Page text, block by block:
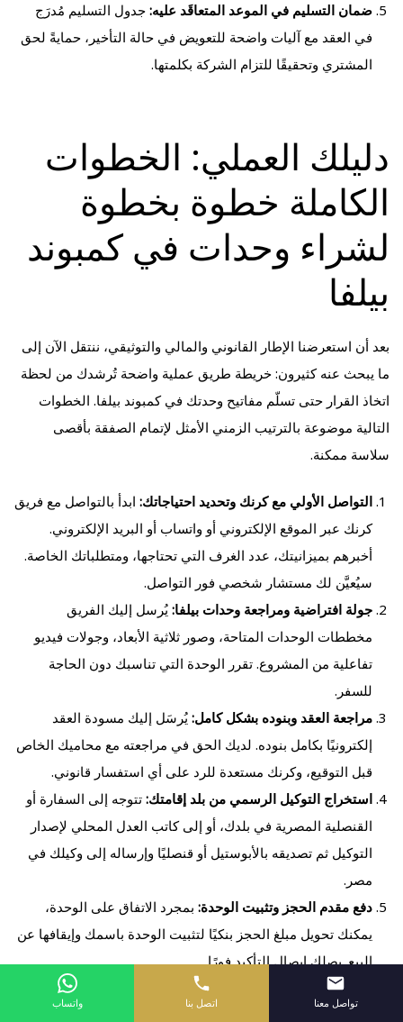
ضمان التسليم في الموعد المتعاقَد عليه: جدول التسليم مُدرَج
في العقد مع آليات واضحة للتعويض في حالة التأخير، حمايةً لحق
المشتري وتحقيقًا للتزام الشركة بكلمتها.
دليلك العملي: الخطوات
الكاملة خطوة بخطوة
لشراء وحدات في كمبوند
بيلفا
بعد أن استعرضنا الإطار القانوني والمالي والتوثيقي، ننتقل الآن إلى
ما يبحث عنه كثيرون: خريطة طريق عملية واضحة تُرشدك من لحظة
اتخاذ القرار حتى تسلّم مفاتيح وحدتك في كمبوند بيلفا. الخطوات
التالية موضوعة بالترتيب الزمني الأمثل لإتمام الصفقة بأقصى
سلاسة ممكنة.
التواصل الأولي مع كرنك وتحديد احتياجاتك: ابدأ بالتواصل مع فريق
كرنك عبر الموقع الإلكتروني أو واتساب أو البريد الإلكتروني.
أخبرهم بميزانيتك، عدد الغرف التي تحتاجها، ومتطلباتك الخاصة.
سيُعيَّن لك مستشار شخصي فور التواصل.
جولة افتراضية ومراجعة وحدات بيلفا:يُرسل إليك الفريق
مخططات الوحدات المتاحة، وصور ثلاثية الأبعاد، وجولات فيديو
تفاعلية من المشروع. تقرر الوحدة التي تناسبك دون الحاجة
للسفر.
مراجعة العقد وبنوده بشكل كامل: يُرسَل إليك مسودة العقد
إلكترونيًا بكامل بنوده. لديك الحق في مراجعته مع محاميك الخاص
قبل التوقيع، وكرنك مستعدة للرد على أي استفسار قانوني.
استخراج التوكيل الرسمي من بلد إقامتك: تتوجه إلى السفارة أو
القنصلية المصرية في بلدك، أو إلى كاتب العدل المحلي لإصدار
التوكيل ثم تصديقه بالأبوستيل أو قنصليًا وإرساله إلى وكيلك في
مصر.
دفع مقدم الحجز وتثبيت الوحدة: بمجرد الاتفاق على الوحدة،
يمكنك تحويل مبلغ الحجز بنكيًا لتثبيت الوحدة باسمك وإيقافها عن
البيع. يصلك إيصال التأكيد فورًا.
التوقيع على العقد عبر الوكيل أو إلكترونيًا:
يُوقِّع وكيلك بموجب
التوكيل الرسمي على عقد البيع، أو يُتاح لك في بعض الحالات
تواصل معنا اتصل بنا واتساب